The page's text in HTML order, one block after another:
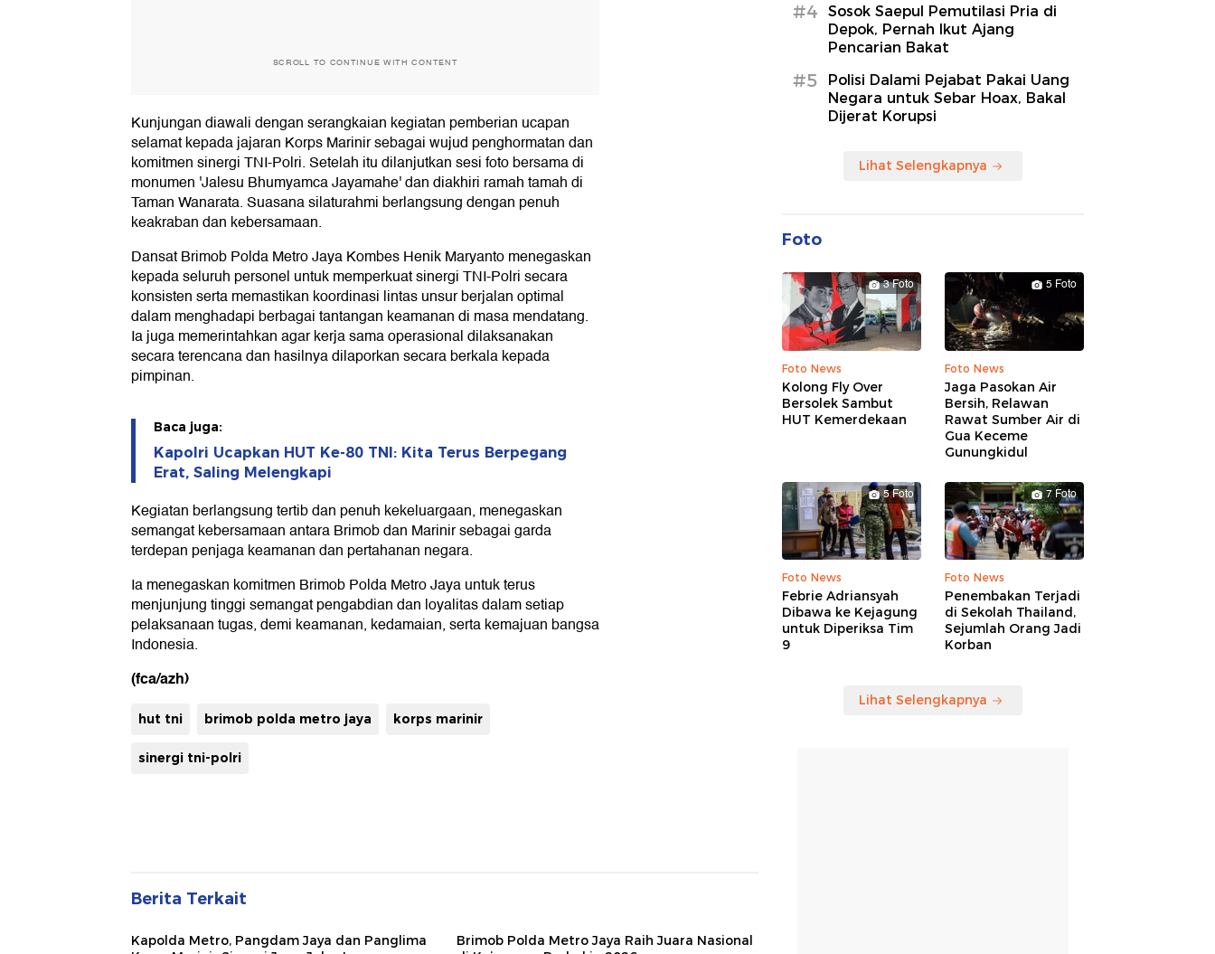
SCROLL TO CONTINUE WITH CONTENT
Kunjungan diawali dengan serangkaian kegiatan pemberian ucapan
selamat kepada jajaran Korps Marinir sebagai wujud penghormatan dan
komitmen sinergi TNI-Polri. Setelah itu dilanjutkan sesi foto bersama di
monumen 'Jalesu Bhumyamca Jayamahe' dan diakhiri ramah tamah di
Taman Wanarata. Suasana silaturahmi berlangsung dengan penuh
keakraban dan kebersamaan.
Dansat Brimob Polda Metro Jaya Kombes Henik Maryanto menegaskan
kepada seluruh personel untuk memperkuat sinergi TNI-Polri secara
konsisten serta memastikan koordinasi lintas unsur berjalan optimal
dalam menghadapi berbagai tantangan keamanan di masa mendatang.
Ia juga memerintahkan agar kerja sama operasional dilaksanakan
secara terencana dan hasilnya dilaporkan secara berkala kepada
pimpinan.
Baca juga:
Kapolri Ucapkan HUT Ke-80 TNI: Kita Terus Berpegang
Erat, Saling Melengkapi
Kegiatan berlangsung tertib dan penuh kekeluargaan, menegaskan
semangat kebersamaan antara Brimob dan Marinir sebagai garda
terdepan penjaga keamanan dan pertahanan negara.
Ia menegaskan komitmen Brimob Polda Metro Jaya untuk terus
menjunjung tinggi semangat pengabdian dan loyalitas dalam setiap
pelaksanaan tugas, demi keamanan, kedamaian, serta kemajuan bangsa
Indonesia.
(fca/azh)
hut tni brimob polda metro jaya korps marinir
sinergi tni-polri
Berita Terkait
Kapolda Metro, Pangdam Jaya dan Panglima
Brimob Polda Metro Jaya Raih Juara Nasional
#4
Sosok Saepul Pemutilasi Pria di
Depok, Pernah Ikut Ajang
Pencarian Bakat
#5
Polisi Dalami Pejabat Pakai Uang
Negara untuk Sebar Hoax, Bakal
Dijerat Korupsi
Lihat Selengkapnya
Foto
3 Foto
Foto News
Kolong Fly Over
Bersolek Sambut
HUT Kemerdekaan
5 Foto
Foto News
Jaga Pasokan Air
Bersih, Relawan
Rawat Sumber Air di
Gua Keceme
Gunungkidul
5 Foto
Foto News
Febrie Adriansyah
Dibawa ke Kejagung
untuk Diperiksa Tim
9
7 Foto
Foto News
Penembakan Terjadi
di Sekolah Thailand,
Sejumlah Orang Jadi
Korban
Lihat Selengkapnya